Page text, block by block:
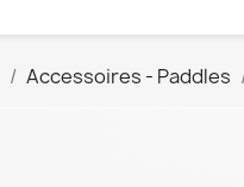
Accessoires - Paddles